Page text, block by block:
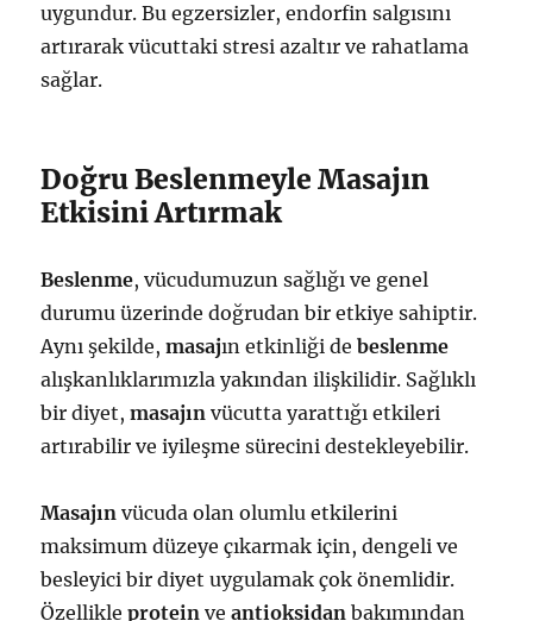
uygundur. Bu egzersizler, endorfin salgısını
artırarak vücuttaki stresi azaltır ve rahatlama
sağlar.
Doğru Beslenmeyle Masajın
Etkisini Artırmak
Beslenme, vücudumuzun sağlığı ve genel
durumu üzerinde doğrudan bir etkiye sahiptir.
Aynı şekilde,masajın etkinliği debeslenme
alışkanlıklarımızla yakından ilişkilidir. Sağlıklı
bir diyet,masajın vücutta yarattığı etkileri
artırabilir ve iyileşme sürecini destekleyebilir.
Masajın vücuda olan olumlu etkilerini
maksimum düzeye çıkarmak için, dengeli ve
besleyici bir diyet uygulamak çok önemlidir.
Özellikleprotein veantioksidan bakımından